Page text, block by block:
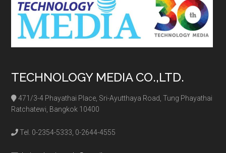
TECHNOLOGY MEDIA CO.,LTD.
471/3-4 Phayathai Place, Sri-Ayutthaya Road, Tung Phayathai
Ratchatewi, Bangkok 10400
Tel. 0-2354-5333, 0-2644-4555